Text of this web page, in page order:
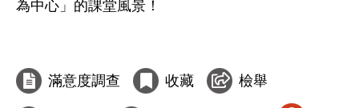
為中心」的課堂風景！
滿意度調查 收藏 檢舉